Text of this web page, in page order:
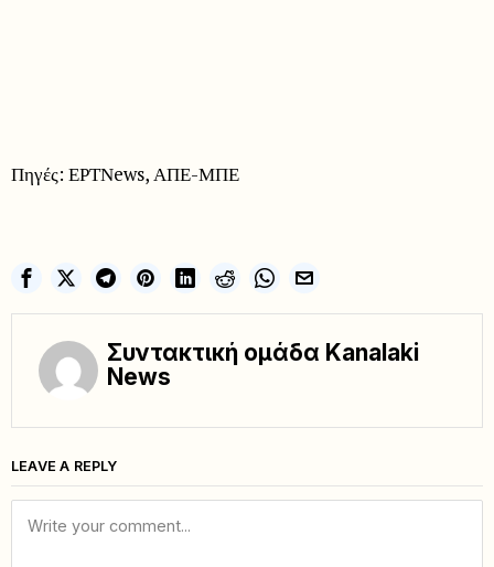
Πηγές: ΕΡΤΝews, ΑΠΕ-ΜΠΕ
Συντακτική ομάδα Kanalaki
News
LEAVE A REPLY